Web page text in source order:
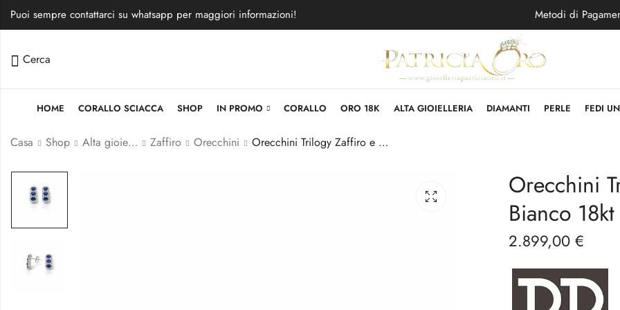
Puoi sempre contattarci su whatsapp per maggiori informazioni! Metodi di
Cerca
HOME CORALLO SCIACCA SHOP IN PROMO CORALLO ORO 18K ALTA GIOIELLERIA DIAMANTI PERLE FEDI
Casa Shop Alta gioielleria Zaffiro Orecchini Orecchini Trilogy Zaffiro e Diamanti in Oro Bianco 18kt
Orecchini
Bianco 18kt
2.899,00 €